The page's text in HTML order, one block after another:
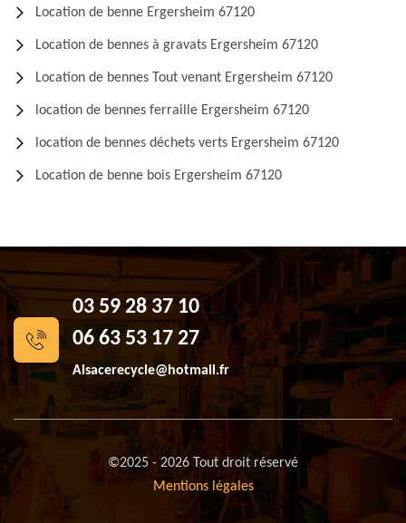
Location de benne Ergersheim 67120
Location de bennes à gravats Ergersheim 67120
Location de bennes Tout venant Ergersheim 67120
location de bennes ferraille Ergersheim 67120
location de bennes déchets verts Ergersheim 67120
Location de benne bois Ergersheim 67120
03 59 28 37 10
06 63 53 17 27
Alsacerecycle@hotmail.fr
©2025 - 2026 Tout droit réservé
Mentions légales